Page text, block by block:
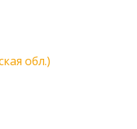
обл.)